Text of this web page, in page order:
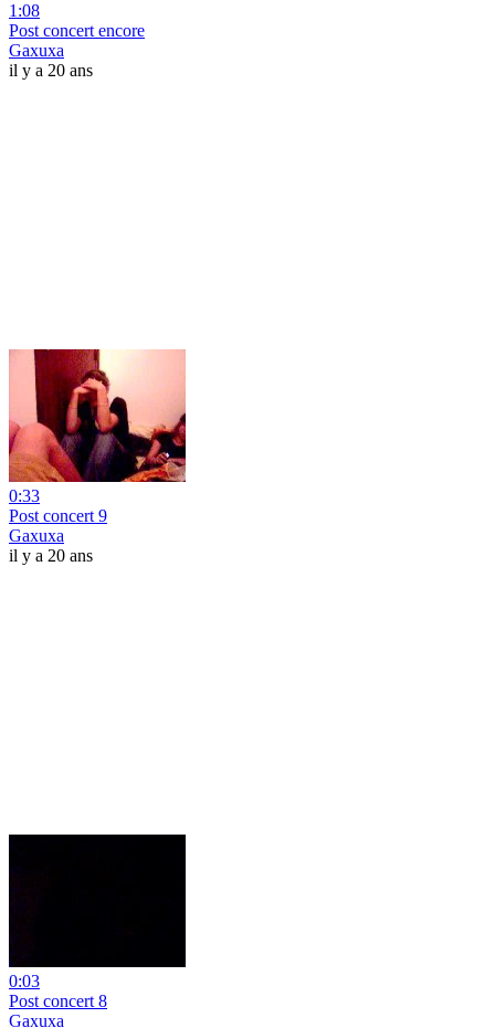
1:08
Post concert encore
Gaxuxa
il y a 20 ans
0:33
Post concert 9
Gaxuxa
il y a 20 ans
0:03
Post concert 8
Gaxuxa